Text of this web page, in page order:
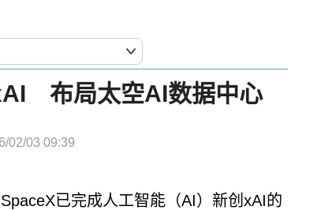
布局太空AI数据中心
02/03 09:39
已完成人工智能（AI）新创xAI的